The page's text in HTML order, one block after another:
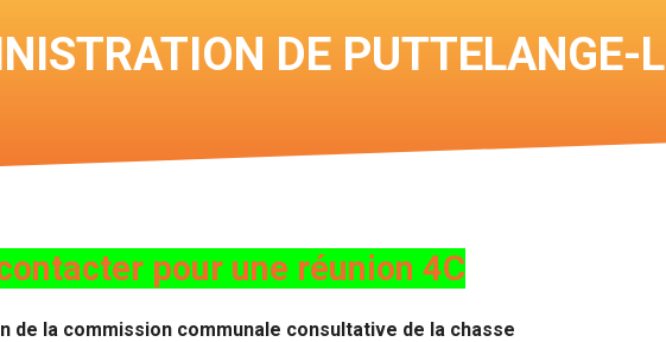
DE PUTTELANGE-
pour une réunion 4C
de la commission communale consultative de la chasse